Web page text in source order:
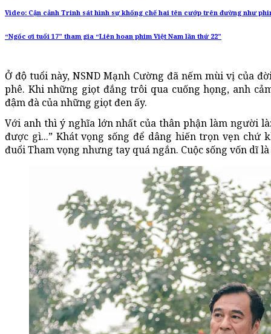
Video: Cận cảnh Trinh sát hình sự khống chế hai tên cướp trên đường như
“Ngốc ơi tuổi 17” tham gia “Liên hoan phim Việt Nam lần thứ 22”
Ở độ tuổi này, NSND Mạnh Cường đã nếm mùi vị của
phê. Khi những giọt đắng trôi qua cuống họng, anh
đậm đà của những giọt đen ấy.
Với anh thì ý nghĩa lớn nhất của thân phận làm người
được gì...” Khát vọng sống để dâng hiến trọn vẹn chứ
đuổi Tham vọng nhưng tay quá ngắn. Cuộc sống vốn dĩ